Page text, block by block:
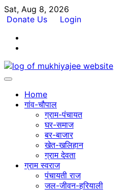
Skip
to
Sat, Aug 8, 2026
Donate Us
Login
Home
गांव-चौपाल
ग्राम-पंचायत
घर-समाज
बर-बाजार
खेत-खलिहान
ग्राम देवता
ग्राम स्वराज
पंचायती राज
जल-जीवन-हरियाली